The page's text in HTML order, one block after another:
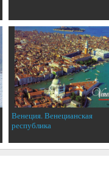
Венеция. Венецианская
республика